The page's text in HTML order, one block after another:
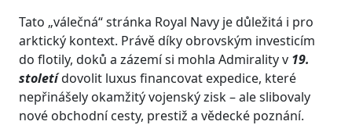
Tato „válečná“ stránka Royal Navy je důležitá i pro
arktický kontext. Právě díky obrovským investicím
do flotily, doků a zázemí si mohla Admirality v 19.
stoletídovolit luxus financovat expedice, které
nepřinášely okamžitý vojenský zisk – ale slibovaly
nové obchodní cesty, prestiž a vědecké poznání.